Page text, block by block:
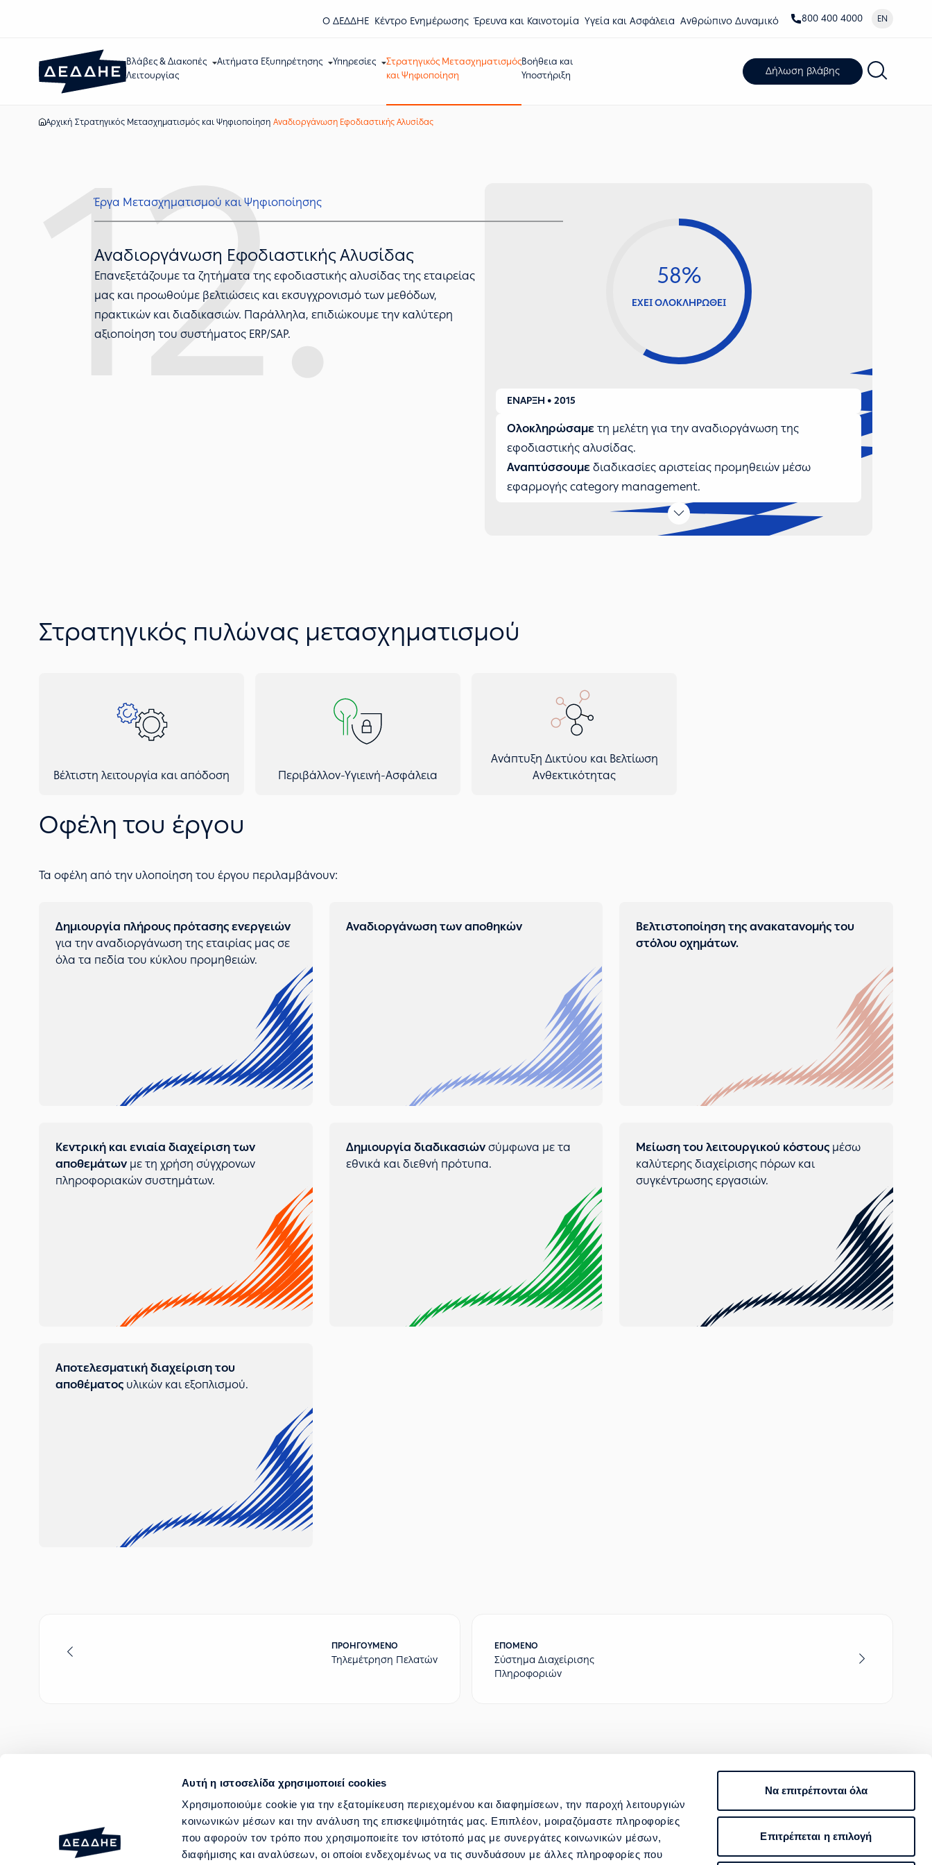
Αυτή η ιστοσελίδα χρησιμοποιεί cookies
Χρησιμοποιούμε cookie για την εξατομίκευση περιεχομένου και διαφημίσεων, την παροχή λειτουργιών
κοινωνικών μέσων και την ανάλυση της επισκεψιμότητάς μας. Επιπλέον, μοιραζόμαστε πληροφορίες
που αφορούν τον τρόπο που χρησιμοποιείτε τον ιστότοπό μας με συνεργάτες κοινωνικών μέσων,
διαφήμισης και αναλύσεων, οι οποίοι ενδεχομένως να τις συνδυάσουν με άλλες πληροφορίες που
Να επιτρέπονται όλα
Επιτρέπεται η επιλογή
Ο ΔΕΔΔΗΕ Κέντρο Eνημέρωσης Έρευνα και Καινοτομία Υγεία και Ασφάλεια Ανθρώπινο Δυναμικό 800 400 4000 EN
Βλάβες & Διακοπές
Λειτουργίας
Αιτήματα Εξυπηρέτησης Υπηρεσίες
Στρατηγικός Μετασχηματισμός
και Ψηφιοποίηση
Βοήθεια και
Υποστήριξη
Δήλωση βλάβης
Αρχική Στρατηγικός Μετασχηματισμός και Ψηφιοποίηση Αναδιοργάνωση Εφοδιαστικής Αλυσίδας
12.
Έργα Μετασχηματισμού και Ψηφιοποίησης
Αναδιοργάνωση Εφοδιαστικής Αλυσίδας
Επανεξετάζουμε τα ζητήματα της εφοδιαστικής αλυσίδας της εταιρείας
μας και προωθούμε βελτιώσεις και εκσυγχρονισμό των μεθόδων,
πρακτικών και διαδικασιών. Παράλληλα, επιδιώκουμε την καλύτερη
αξιοποίηση του συστήματος ERP/SAP.
58%
ΕΧΕΙ ΟΛΟΚΛΗΡΩΘΕΙ
ΕΝΑΡΞΗ • 2015
Ολοκληρώσαμε τη μελέτη για την αναδιοργάνωση της
εφοδιαστικής αλυσίδας.
Αναπτύσσουμε διαδικασίες αριστείας προμηθειών μέσω
εφαρμογής category management.
την εφοδιαστική αλυσίδα για την υποστήριξη
χωροταξική αναδιαμόρφωση.
Εκπονούμε
Στρατηγικός πυλώνας μετασχηματισμού
Βέλτιστη λειτουργία και απόδοση Περιβάλλον-Υγιεινή-Ασφάλεια
Ανάπτυξη Δικτύου και Βελτίωση
Ανθεκτικότητας
Οφέλη του έργου
Τα οφέλη από την υλοποίηση του έργου περιλαμβάνουν:
Δημιουργία πλήρους πρότασης ενεργειών
για την αναδιοργάνωση της εταιρίας μας σε
όλα τα πεδία του κύκλου προμηθειών.
Αναδιοργάνωση των αποθηκών
Βελτιστοποίηση της ανακατανομής του
στόλου οχημάτων.
Κεντρική και ενιαία διαχείριση των
αποθεμάτων με τη χρήση σύγχρονων
πληροφοριακών συστημάτων.
Δημιουργία διαδικασιώνσύμφωνα με τα
εθνικά και διεθνή πρότυπα.
Μείωση του λειτουργικού κόστους μέσω
καλύτερης διαχείρισης πόρων και
συγκέντρωσης εργασιών.
Αποτελεσματική διαχείριση του
αποθέματος υλικών και εξοπλισμού.
ΠΡΟΗΓΟΎΜΕΝΟ
Τηλεμέτρηση Πελατών
ΕΠΌΜΕΝΟ
Σύστημα Διαχείρισης
Πληροφοριών
ΑΙΤΗΜΑΤΑ ΕΞΥΠΗΡΕΤΗΣΗΣ ΣΤΡΑΤΗΓΙΚΟΣ ΜΕΤΑΣΧΗΜΑΤΙΣΜΟΣ ΚΑΙ ΨΗΦΙΟΠΟΙΗΣΗ
ΒΛΑΒΕΣ ΚΑΙ ΔΙΑΚΟΠΕΣ ΛΕΙΤΟΥΡΓΙΑΣ ΒΟΗΘΕΙΑ ΚΑΙ ΥΠΟΣΤΗΡΙΞΗ
ΥΠΗΡΕΣΙΕΣ
800 400 4000
Επικοινωνία